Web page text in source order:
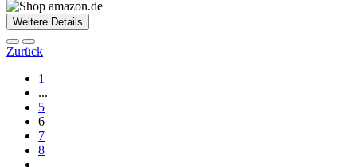
Weitere Details
Zurück
1
...
5
6
7
8
...